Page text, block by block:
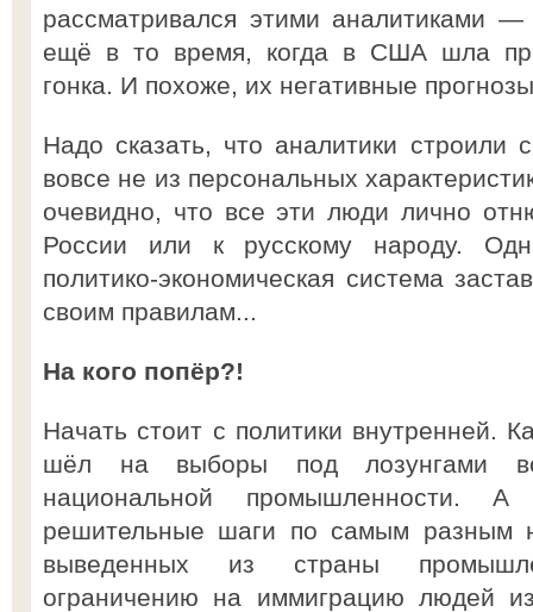
рассматривался этими аналитиками —
ещё в то время, когда в США шла
гонка. И похоже, их негативные
Надо сказать, что аналитики строили
вовсе не из персональных
очевидно, что все эти люди лично
России или к русскому народу.
политико-экономическая система
своим правилам...
На кого попёр?!
Начать стоит с политики внутренней.
шёл на выборы под лозунгами
национальной промышленности.
решительные шаги по самым разным
выведенных из страны
ограничению на иммиграцию людей